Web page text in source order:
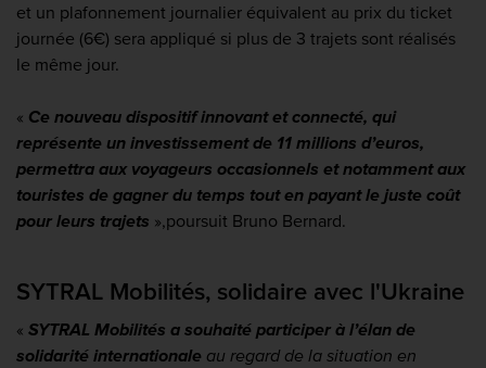
et un plafonnement journalier équivalent au prix du ticket
journée (6€) sera appliqué si plus de 3 trajets sont réalisés
le même jour.
« Ce nouveau dispositif innovant et connecté, qui
représente un investissement de 11 millions d’euros,
permettra aux voyageurs occasionnels et notamment aux
touristes de gagner du temps tout en payant le juste coût
pour leurs trajets »,poursuit Bruno Bernard.
SYTRAL Mobilités, solidaire avec l'Ukraine
« SYTRAL Mobilités a souhaité participer à l’élan de
solidarité internationale au regard de la situation en